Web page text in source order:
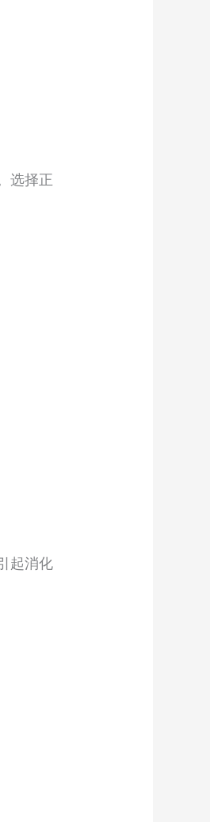
选择正
起消化